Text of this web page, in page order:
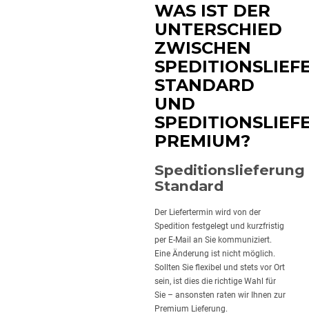
WAS IST DER
UNTERSCHIED
ZWISCHEN
STANDARD
UND
PREMIUM?
Speditionslieferung
Standard
Der Liefertermin wird von der
Spedition festgelegt und kurzfristig
per E-Mail an Sie kommuniziert.
Eine Änderung ist nicht möglich.
Sollten Sie flexibel und stets vor Ort
sein, ist dies die richtige Wahl für
Sie – ansonsten raten wir Ihnen zur
Premium Lieferung.